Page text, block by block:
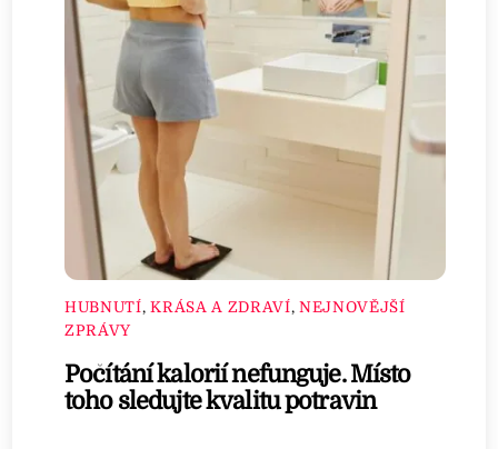
HUBNUTÍ,KRÁSA A ZDRAVÍ, NEJNOVĚJŠÍ
ZPRÁVY
Počítání kalorií nefunguje. Místo
toho sledujte kvalitu potravin